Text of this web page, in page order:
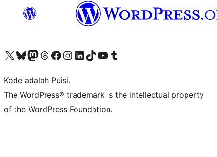
Kunjungi akun X (sebelumnya Twitter) kamiVisit our Bluesky account
Kunjungi akun Mastodon kami
Visit our Threads account
Kunjungi halaman Facebook kamiKunjungi akun Instagram kamiKunjungi akun LinkedIn kami
Visit our TikTok account
Kunjungi channel YouTube kamiVisit our Tumblr account
Kode adalah Puisi.
The WordPress® trademark is the intellectual property
of the WordPress Foundation.